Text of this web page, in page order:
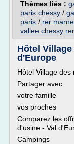
Thèmes liés :
paris chessy /
paris / rer
vallee chessy rer
Hôtel
d'Europe
Hôtel Village des
Partager avec
votre famille
vos proches
Comparez les
d'usine - Val
Campings